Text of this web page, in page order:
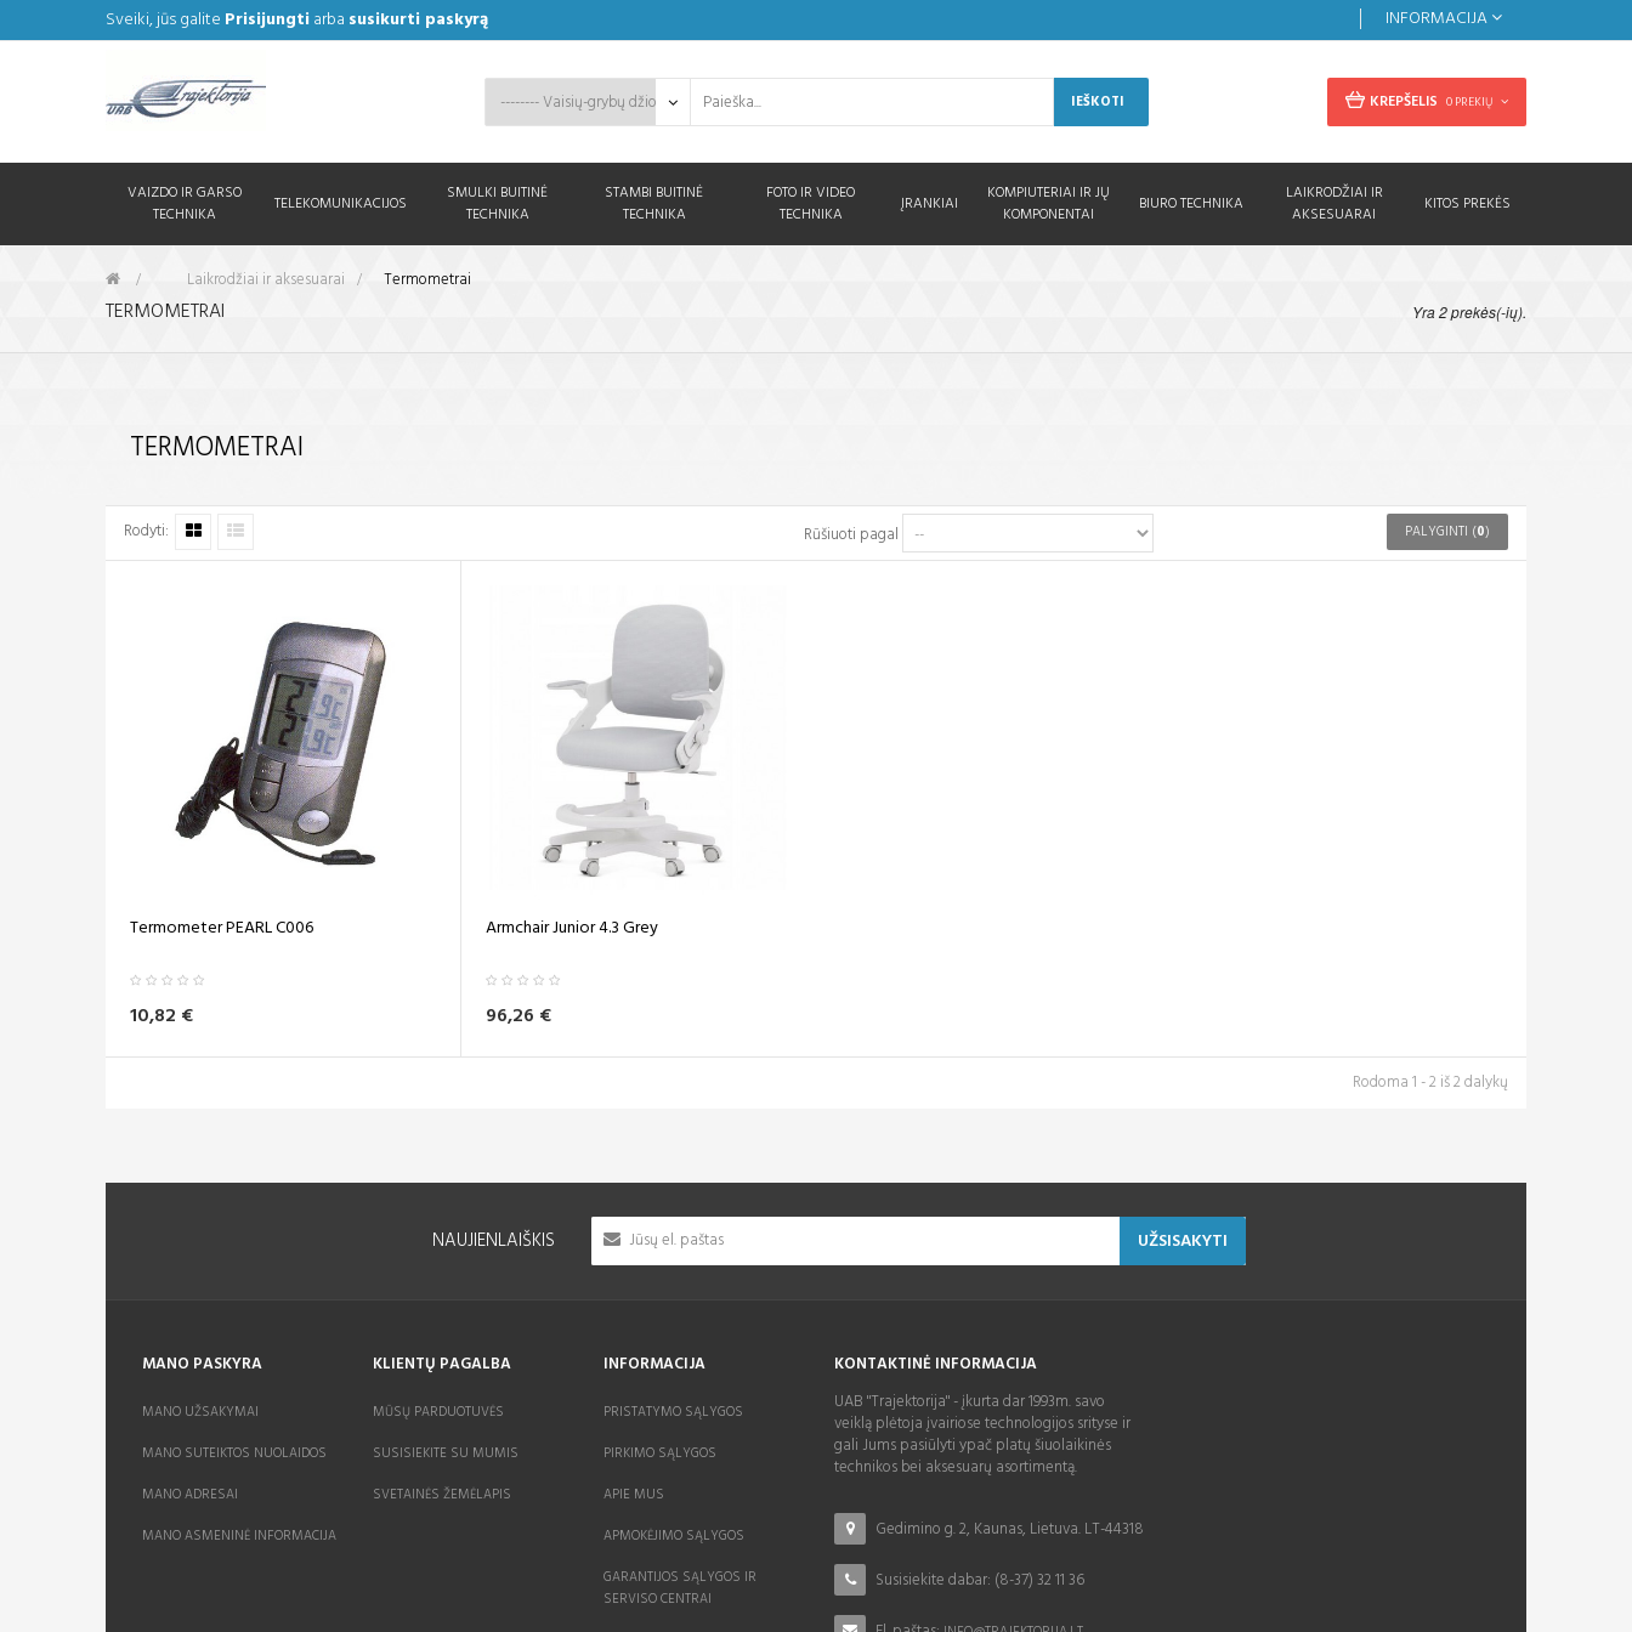
Sveiki, jūs galite Prisijungtiarba susikurti paskyrą INFORMACIJA
KREPŠELIS 0 PREKIŲ
IEŠKOTI
VAIZDO IR GARSO
TECHNIKA
TELEKOMUNIKACIJOS
SMULKI BUITINĖ
TECHNIKA
STAMBI BUITINĖ
TECHNIKA
FOTO IR VIDEO
TECHNIKA
ĮRANKIAI
KOMPIUTERIAI IR JŲ
KOMPONENTAI
BIURO TECHNIKA
LAIKRODŽIAI IR
AKSESUARAI
KITOS PREKĖS
&gt; Laikrodžiai ir aksesuarai > Termometrai
TERMOMETRAI Yra 2 prekės(-ių).
TERMOMETRAI
Rodyti: Rūšiuoti pagal PALYGINTI (0)
Termometer PEARL C006
10,82 €
Armchair Junior 4.3 Grey
96,26 €
Rodoma 1 - 2 iš 2 dalykų
NAUJIENLAIŠKIS UŽSISAKYTI
MANO PASKYRA
MANO UŽSAKYMAI
MANO SUTEIKTOS NUOLAIDOS
MANO ADRESAI
MANO ASMENINĖ INFORMACIJA
KLIENTŲ PAGALBA
MŪSŲ PARDUOTUVĖS
SUSISIEKITE SU MUMIS
SVETAINĖS ŽEMĖLAPIS
INFORMACIJA
PRISTATYMO SĄLYGOS
PIRKIMO SĄLYGOS
APIE MUS
APMOKĖJIMO SĄLYGOS
GARANTIJOS SĄLYGOS IR
SERVISO CENTRAI
KONTAKTINĖ INFORMACIJA
UAB "Trajektorija" - įkurta dar 1993m. savo
veiklą plėtoja įvairiose technologijos srityse ir
gali Jums pasiūlyti ypač platų šiuolaikinės
technikos bei aksesuarų asortimentą.
Gedimino g. 2, Kaunas, Lietuva. LT-44318
Susisiekite dabar: (8-37) 32 11 36